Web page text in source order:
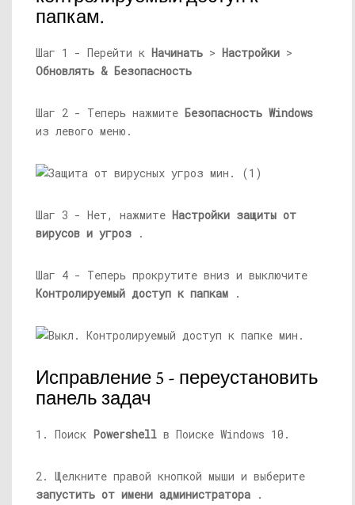
папкам.
Шаг 1 - Перейти к Начинать > Настройки >
Обновлять & Безопасность
Шаг 2 - Теперь нажмите Безопасность Windows
из левого меню.
Шаг 3 - Нет, нажмите Настройки защиты от
вирусов и угроз .
Шаг 4 - Теперь прокрутите вниз и выключите
Контролируемый доступ к папкам .
Исправление 5 - переустановить
панель задач
1. Поиск Powershell в Поиске Windows 10.
2. Щелкните правой кнопкой мыши и выберите
запустить от имени администратора .